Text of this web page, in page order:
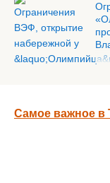
Самое важное в